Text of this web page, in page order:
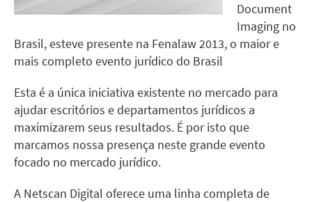
Document
Imaging no
Brasil, esteve presente na Fenalaw 2013, o maior e
mais completo evento jurídico do Brasil
Esta é a única iniciativa existente no mercado para
ajudar escritórios e departamentos jurídicos a
maximizarem seus resultados. É por isto que
marcamos nossa presença neste grande evento
focado no mercado jurídico.
A Netscan Digital oferece uma linha completa de